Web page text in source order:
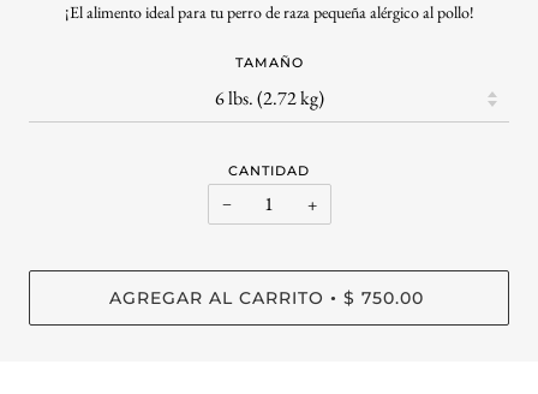
¡El alimento ideal para tu perro de raza pequeña alérgico al pollo!
TAMAÑO
CANTIDAD
− +
AGREGAR AL CARRITO • $ 750.00